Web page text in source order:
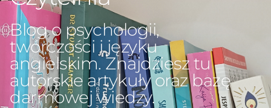
Blog o psychologii,
twórczości i języku
angielskim. Znajdziesz tu
autorskie artykuły oraz bazę
darmowej wiedzy.